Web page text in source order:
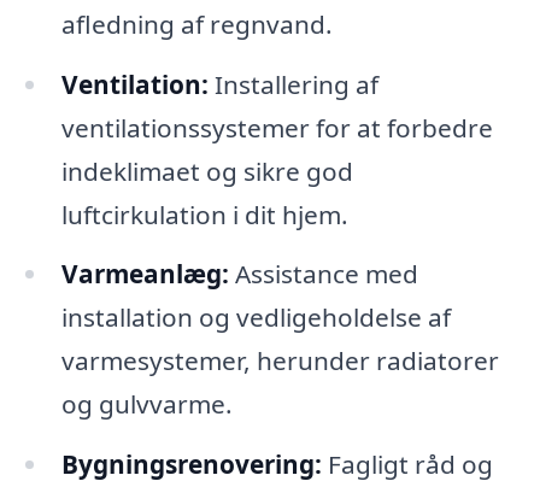
afledning af regnvand.
Ventilation: Installering af
ventilationssystemer for at forbedre
indeklimaet og sikre god
luftcirkulation i dit hjem.
Varmeanlæg: Assistance med
installation og vedligeholdelse af
varmesystemer, herunder radiatorer
og gulvvarme.
Bygningsrenovering: Fagligt råd og